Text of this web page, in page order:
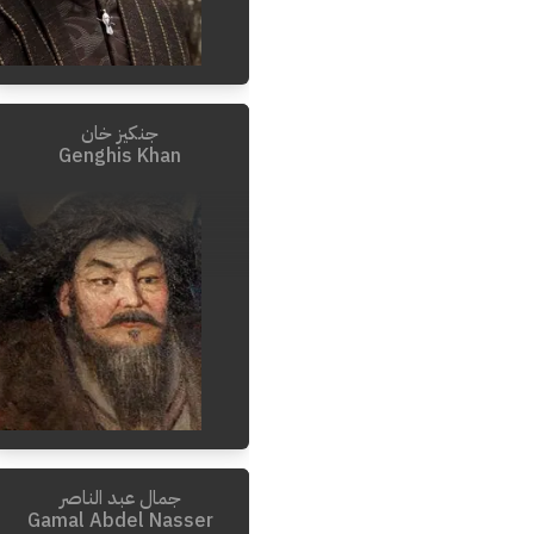
جنكيز خان
Genghis Khan
جمال عبد الناصر
Gamal Abdel Nasser